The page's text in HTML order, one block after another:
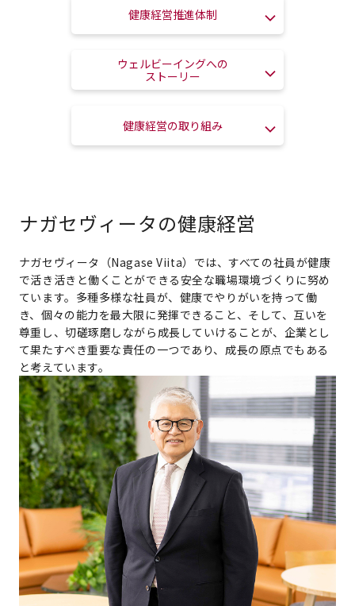
健康経営推進体制
ウェルビーイングへの
ストーリー
健康経営の取り組み
ナガセヴィータの健康経営
ナガセヴィータ（Nagase Viita）では、すべての社員が健康
で活き活きと働くことができる安全な職場環境づくりに努め
ています。多種多様な社員が、健康でやりがいを持って働
き、個々の能力を最大限に発揮できること、そして、互いを
尊重し、切磋琢磨しながら成長していけることが、企業とし
て果たすべき重要な責任の一つであり、成長の原点でもある
と考えています。